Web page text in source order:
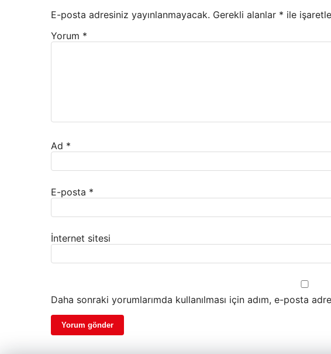
E-posta adresiniz yayınlanmayacak. Gerekli alanlar * ile
Yorum *
Ad *
E-posta *
İnternet sitesi
Daha sonraki yorumlarımda kullanılması için adım, e-posta